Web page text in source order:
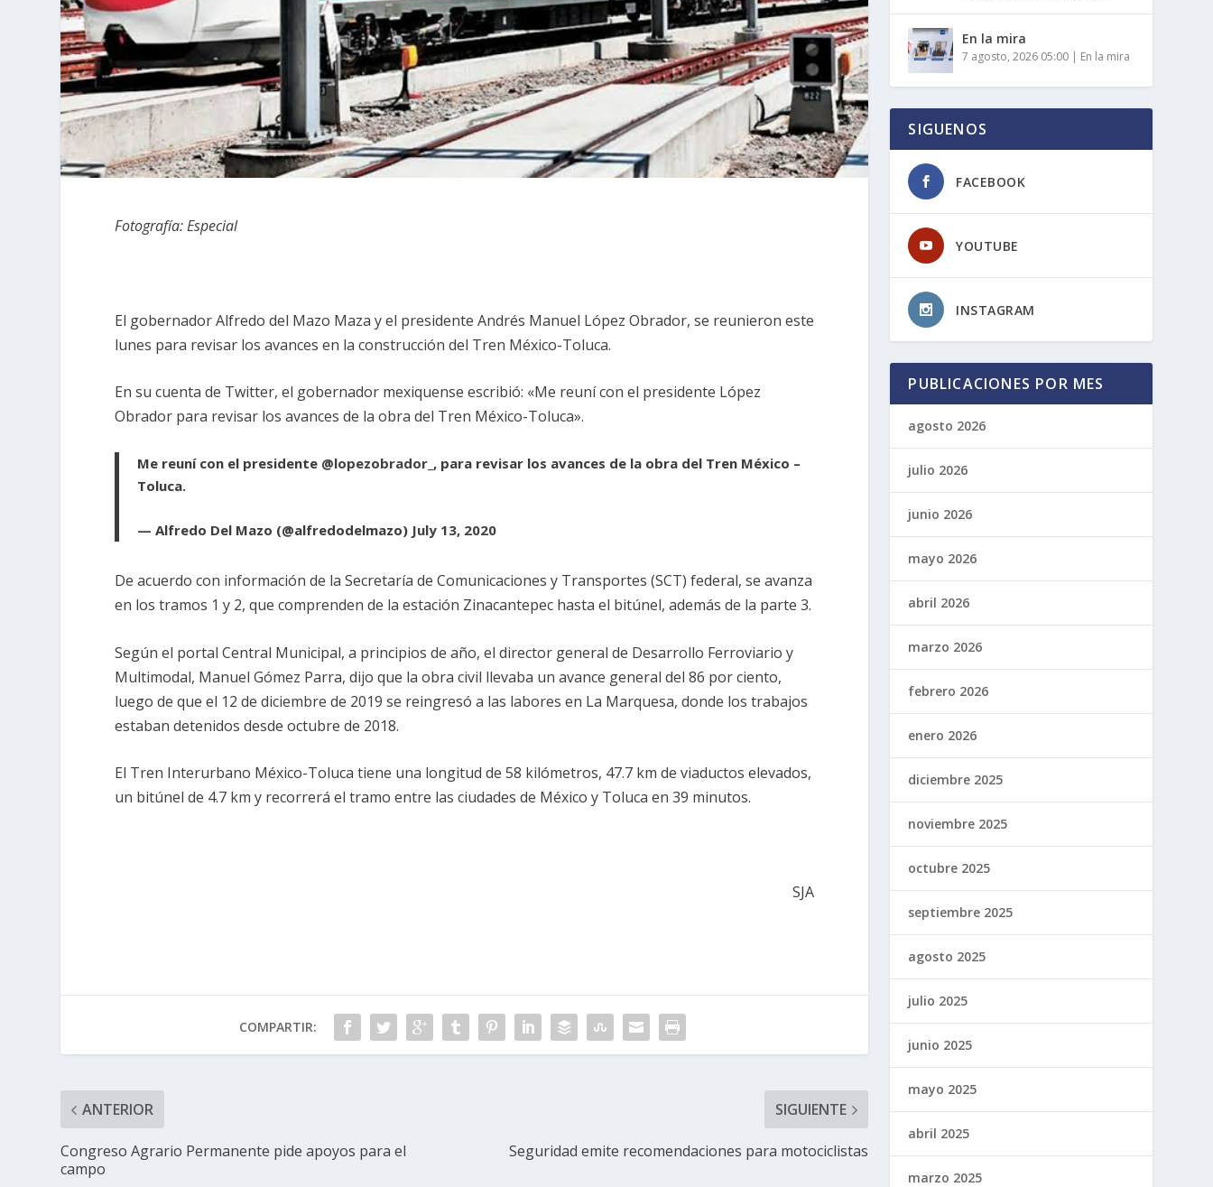
Fotografía: Especial
El gobernador Alfredo del Mazo Maza y el presidente Andrés Manuel López Obrador, se reunieron este
lunes para revisar los avances en la construcción del Tren México-Toluca.
En su cuenta de Twitter, el gobernador mexiquense escribió: «Me reuní con el presidente López
Obrador para revisar los avances de la obra del Tren México-Toluca».
Me reuní con el presidente @lopezobrador_ , para revisar los avances de la obra del Tren México –
Toluca.
— Alfredo Del Mazo (@alfredodelmazo) July 13, 2020
De acuerdo con información de la Secretaría de Comunicaciones y Transportes (SCT) federal, se avanza
en los tramos 1 y 2, que comprenden de la estación Zinacantepec hasta el bitúnel, además de la parte 3.
Según el portal Central Municipal, a principios de año, el director general de Desarrollo Ferroviario y
Multimodal, Manuel Gómez Parra, dijo que la obra civil llevaba un avance general del 86 por ciento,
luego de que el 12 de diciembre de 2019 se reingresó a las labores en La Marquesa, donde los trabajos
estaban detenidos desde octubre de 2018.
El Tren Interurbano México-Toluca tiene una longitud de 58 kilómetros, 47.7 km de viaductos elevados,
un bitúnel de 4.7 km y recorrerá el tramo entre las ciudades de México y Toluca en 39 minutos.
SJA
COMPARTIR:
ANTERIOR
Congreso Agrario Permanente pide apoyos para el
campo
SIGUIENTE
Seguridad emite recomendaciones para motociclistas
En la mira
7 agosto, 2026 05:00 | En la mira
SIGUENOS
FACEBOOK
YOUTUBE
INSTAGRAM
PUBLICACIONES POR MES
agosto 2026
julio 2026
junio 2026
mayo 2026
abril 2026
marzo 2026
febrero 2026
enero 2026
diciembre 2025
noviembre 2025
octubre 2025
septiembre 2025
agosto 2025
julio 2025
junio 2025
mayo 2025
abril 2025
marzo 2025